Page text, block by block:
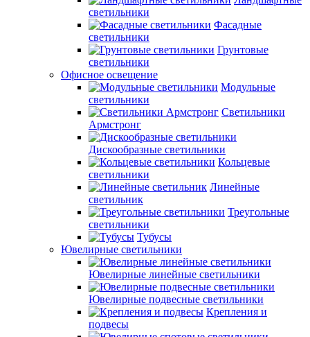
светильники
Фасадные
светильники
Грунтовые
светильники
Офисное освещение
Модульные
светильники
Светильники
Армстронг
Дискообразные светильники
Кольцевые
светильники
Линейные
светильник
Треугольные
светильники
Тубусы
Ювелирные светильники
Ювелирные линейные светильники
Ювелирные подвесные светильники
Крепления и
подвесы